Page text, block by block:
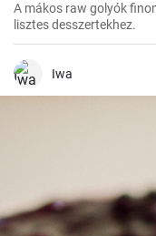
A mákos raw golyók
lisztes desszertekhez.
Iwa